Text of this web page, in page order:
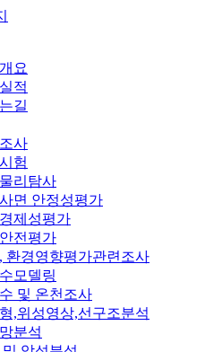
요
적
길
사
험
리탐사
면 안정성평가
제성평가
전평가
환경영향평가관련조사
모델링
및 온천조사
,위성영상,선구조분석
분석